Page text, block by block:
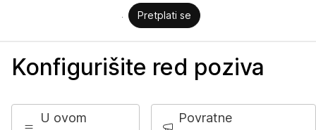
Pretplati se
Konfigurišite red poziva
U ovom
Povratne